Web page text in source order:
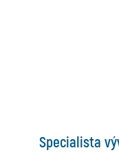
Specialista